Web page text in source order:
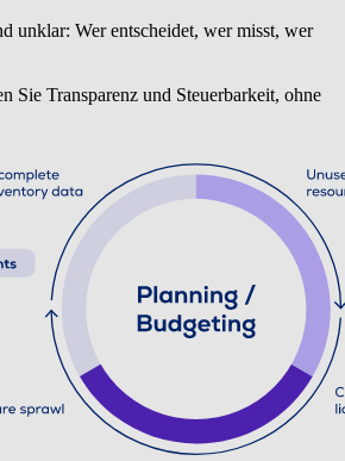
unklar: Wer entscheidet, wer misst, wer
Sie Transparenz und Steuerbarkeit, ohne